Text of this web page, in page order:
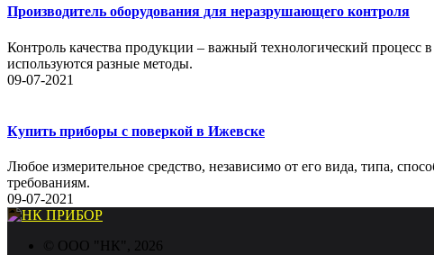
Производитель оборудования для неразрушающего контроля
Контроль качества продукции – важный технологический процесс
используются разные методы.
09-07-2021
Купить приборы с поверкой в Ижевске
Любое измерительное средство, независимо от его вида, типа,
требованиям.
09-07-2021
© ООО "НК", 2026